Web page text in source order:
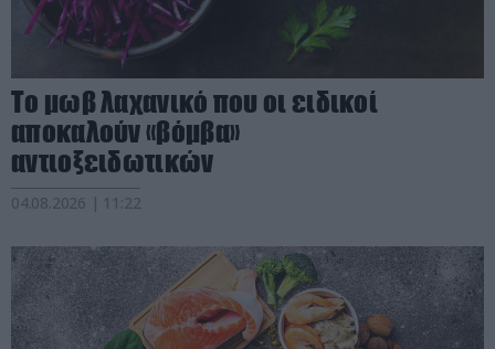
Το μωβ λαχανικό που οι ειδικοί
αποκαλούν «βόμβα»
αντιοξειδωτικών
04.08.2026 | 11:22